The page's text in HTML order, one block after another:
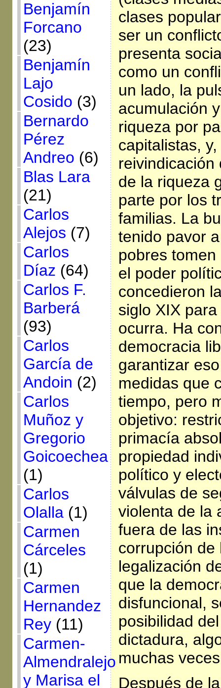
Benjamín
Forcano
(23)
Benjamín
Lajo
Cosido (3)
Bernardo
Pérez
Andreo (6)
Blas Lara
(21)
Carlos
Alejos (7)
Carlos
Díaz (64)
Carlos F.
Barberá
(93)
Carlos
García de
Andoin (2)
Carlos
Muñoz y
Gregorio
Goicoechea
(1)
Carlos
Olalla(1)
Carmen
Cárceles
(1)
Carmen
Hernandez
Rey(11)
Carmen-
Almendralejo
y Marisa el
clases
ser un
presenta
como un
un lado, la
acumulación
riqueza por
capitalistas,
reivindicación
de la riqueza
parte por los
familias. La
tenido pavor
pobres
el poder
concedieron
siglo XIX
ocurra. Ha
democracia
garantizar
medidas que
tiempo, pero
objetivo:
primacía
propiedad
político y
válvulas de
violenta de la
fuera de las
corrupción de
legalización
que la
disfuncional,
posibilidad
dictadura,
muchas
Después de